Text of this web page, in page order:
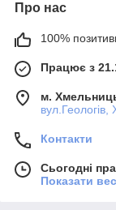
Про нас
100%
Працює з
м.
Контакти
Сьогодні
Показати